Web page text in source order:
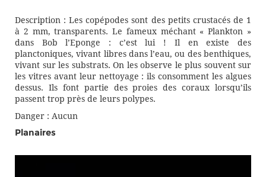
Description : Les copépodes sont des petits crustacés de 1
à 2 mm, transparents. Le fameux méchant « Plankton »
dans Bob l’Eponge : c’est lui ! Il en existe des
planctoniques, vivant libres dans l’eau, ou des benthiques,
vivant sur les substrats. On les observe le plus souvent sur
les vitres avant leur nettoyage : ils consomment les algues
dessus. Ils font partie des proies des coraux lorsqu’ils
passent trop près de leurs polypes.
Danger : Aucun
Planaires